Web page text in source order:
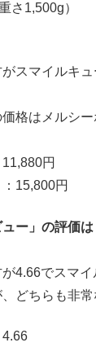
さ1,500g）
スマイルキ
格はメルシ
円
15,800円
ー」の評価は
4.66でスマ
どちらも非常
4.66